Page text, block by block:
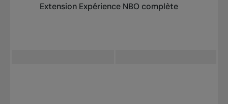
Extension Expérience NBO complète